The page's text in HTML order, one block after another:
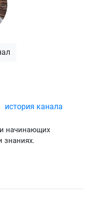
история канала
начинающих
знаниях.